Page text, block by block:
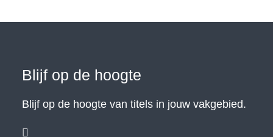
Blijf op de hoogte
Blijf op de hoogte van titels in jouw vakgebied.
